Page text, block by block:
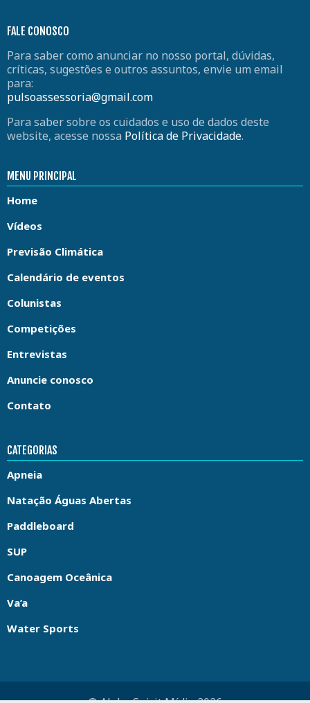
FALE CONOSCO
Para saber como anunciar no nosso portal, dúvidas,
críticas, sugestões e outros assuntos, envie um email
para:
pulsoassessoria@gmail.com
Para saber sobre os cuidados e uso de dados deste
website, acesse nossa Política de Privacidade.
MENU PRINCIPAL
Home
Vídeos
Previsão Climática
Calendário de eventos
Colunistas
Competições
Entrevistas
Anuncie conosco
Contato
CATEGORIAS
Apneia
Natação Águas Abertas
Paddleboard
SUP
Canoagem Oceânica
Va’a
Water Sports